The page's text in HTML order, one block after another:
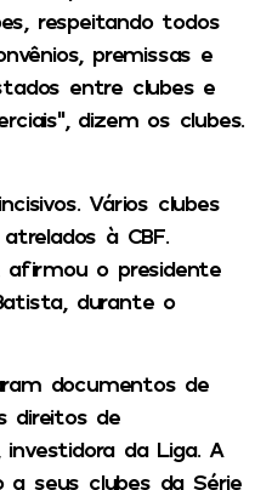
respeitando todos
premissas e
entre clubes e
dizem os clubes.
Vários clubes
à CBF.
afirmou o presidente
durante o
documentos de
direitos de
da Liga. A
a seus clubes da Série